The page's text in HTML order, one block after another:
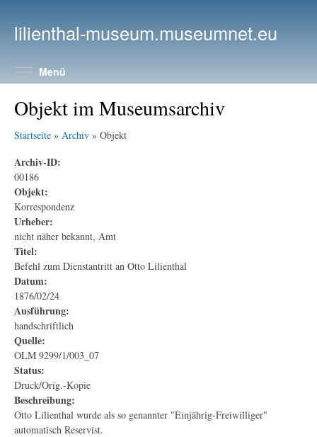
lilienthal-museum.museumnet.eu
Menü
Objekt im Museumsarchiv
Startseite » Archiv » Objekt
Archiv-ID:
00186
Objekt:
Korrespondenz
Urheber:
nicht näher bekannt, Amt
Titel:
Befehl zum Dienstantritt an Otto Lilienthal
Datum:
1876/02/24
Ausführung:
handschriftlich
Quelle:
OLM 9299/1/003_07
Status:
Druck/Orig.-Kopie
Beschreibung:
Otto Lilienthal wurde als so genannter "Einjährig-Freiwilliger"
automatisch Reservist.